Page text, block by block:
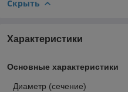
Скрыть
Характеристики
Основные характеристики
Диаметр (сечение)